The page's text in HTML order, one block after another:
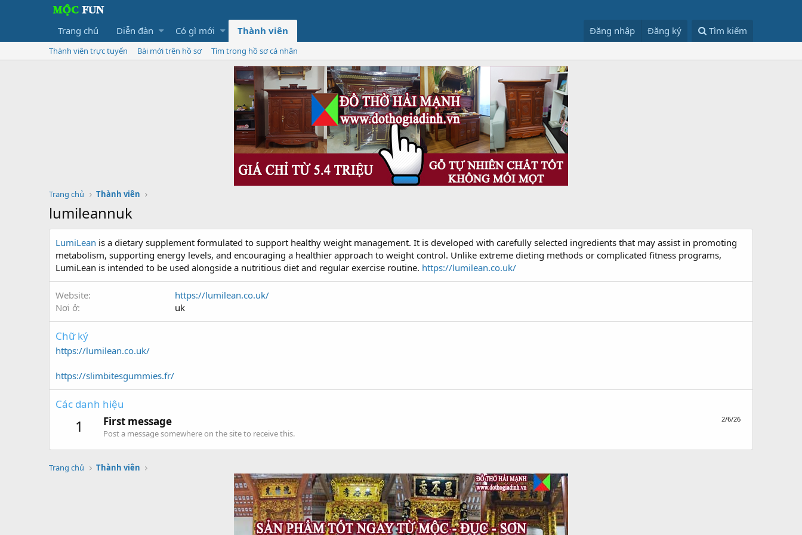
Trang chủ Diễn đàn Có gì mới Thành viên Đăng nhập Đăng ký Tìm kiếm
Thành viên trực tuyến Bài mới trên hồ sơ Tìm trong hồ sơ cá nhân
Trang chủ Thành viên
lumileannuk
LumiLean is a dietary supplement formulated to support healthy weight management. It is developed with carefully selected ingredients that may assist in promoting
metabolism, supporting energy levels, and encouraging a healthier approach to weight control. Unlike extreme dieting methods or complicated fitness programs,
LumiLean is intended to be used alongside a nutritious diet and regular exercise routine. https://lumilean.co.uk/
Website
https://lumilean.co.uk/
Nơi ở
uk
Chữ ký
https://lumilean.co.uk/
https://slimbitesgummies.fr/
Các danh hiệu
1 2/6/26
First message
Post a message somewhere on the site to receive this.
Trang chủ Thành viên